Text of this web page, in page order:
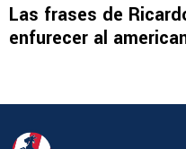
Las frases de
enfurecer al